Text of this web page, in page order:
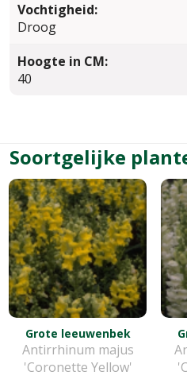
Vochtigheid:
Droog
Hoogte in CM:
40
Soortgelijke
Grote leeuwenbek
Antirrhinum majus
'Coronette Yellow'